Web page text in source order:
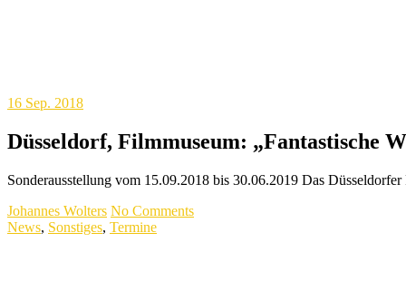
16 Sep. 2018
Düsseldorf, Filmmuseum: „Fantastische
Sonderausstellung vom 15.09.2018 bis 30.06.2019 Das
Johannes Wolters No Comments
News, Sonstiges, Termine